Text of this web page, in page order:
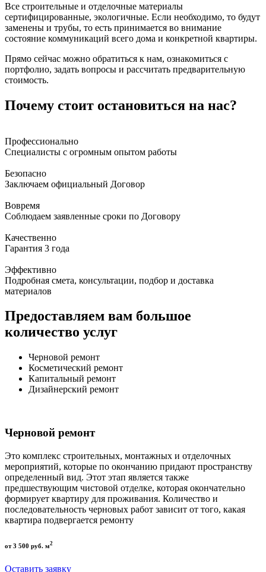
Все строительные и отделочные материалы
сертифицированные, экологичные. Если необходимо, то будут
заменены и трубы, то есть принимается во внимание
состояние коммуникаций всего дома и конкретной квартиры.
Прямо сейчас можно обратиться к нам, ознакомиться с
портфолио, задать вопросы и рассчитать предварительную
стоимость.
Почему стоит остановиться на нас?
Профессионально
Специалисты с огромным опытом работы
Безопасно
Заключаем официальный Договор
Вовремя
Соблюдаем заявленные сроки по Договору
Качественно
Гарантия 3 года
Эффективно
Подробная смета, консультации, подбор и доставка
материалов
Предоставляем вам большое
количество услуг
Черновой ремонт
Косметический ремонт
Капитальный ремонт
Дизайнерский ремонт
Черновой ремонт
Это комплекс строительных, монтажных и отделочных
мероприятий, которые по окончанию придают пространству
определенный вид. Этот этап является также
предшествующим чистовой отделке, которая окончательно
формирует квартиру для проживания. Количество и
последовательность черновых работ зависит от того, какая
квартира подвергается ремонту
от 3 500 руб. м2
Оставить заявку